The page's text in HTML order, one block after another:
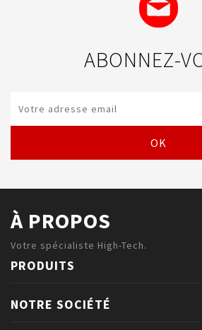
ABONNEZ-
À PROPOS
Votre spécialiste High-Tech.
PRODUITS
NOTRE SOCIÉTÉ